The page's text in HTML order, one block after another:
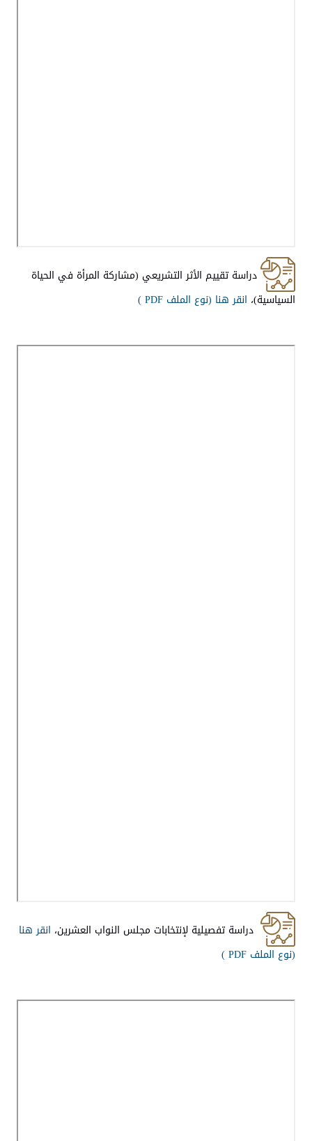
دراسة تقييم الأثر التشريعي (مشاركة المرأة في الحياة
السياسية)، انقر هنا (نوع الملف PDF )
دراسة تفصيلية لإنتخابات مجلس النواب العشرين، انقر هنا
(نوع الملف PDF )